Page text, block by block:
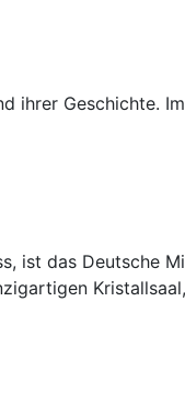
ihrer Geschichte.
ist das Deutsche